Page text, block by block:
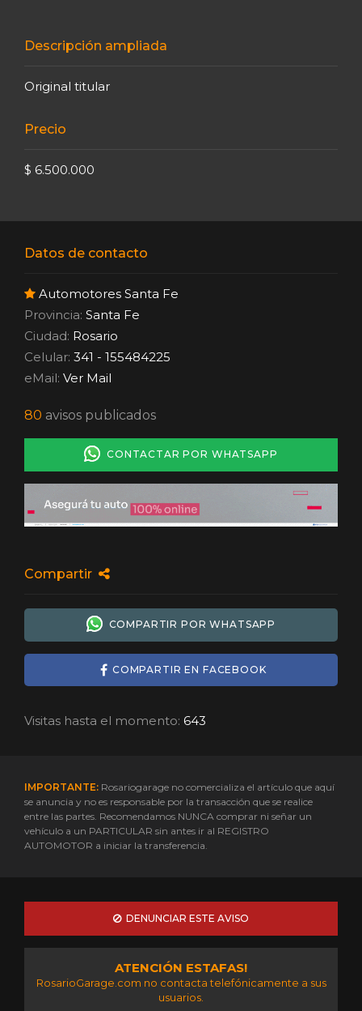
Descripción ampliada
Original titular
Precio
$ 6.500.000
Datos de contacto
Automotores Santa Fe
Provincia: Santa Fe
Ciudad: Rosario
Celular: 341 - 155484225
eMail: Ver Mail
80 avisos publicados
CONTACTAR POR WHATSAPP
Compartir
COMPARTIR POR WHATSAPP
COMPARTIR EN FACEBOOK
Visitas hasta el momento: 643
IMPORTANTE: Rosariogarage no comercializa el artículo que aquí
se anuncia y no es responsable por la transacción que se realice
entre las partes. Recomendamos NUNCA comprar ni señar un
vehículo a un PARTICULAR sin antes ir al REGISTRO
AUTOMOTOR a iniciar la transferencia.
DENUNCIAR ESTE AVISO
ATENCIÓN ESTAFAS!
RosarioGarage.com no contacta telefónicamente a sus
usuarios.